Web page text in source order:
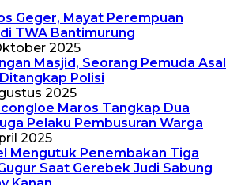
Geger, Mayat Perempuan
TWA Bantimurung
2025
Masjid, Seorang Pemuda Asal
Polisi
2025
Maros Tangkap Dua
Pelaku Pembusuran Warga
2025
Mengutuk Penembakan Tiga
Saat Gerebek Judi Sabung